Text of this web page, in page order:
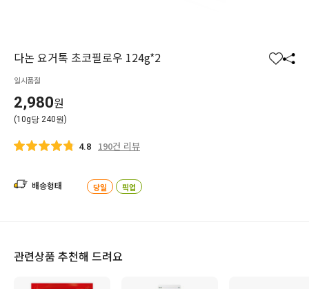
다논 요거톡 초코필로우 124g*2
찜 공
일시품절
2,980원
(10g당 240원)
4.8 190건 리뷰
배송형태 당일 픽업
관련상품 추천해 드려요